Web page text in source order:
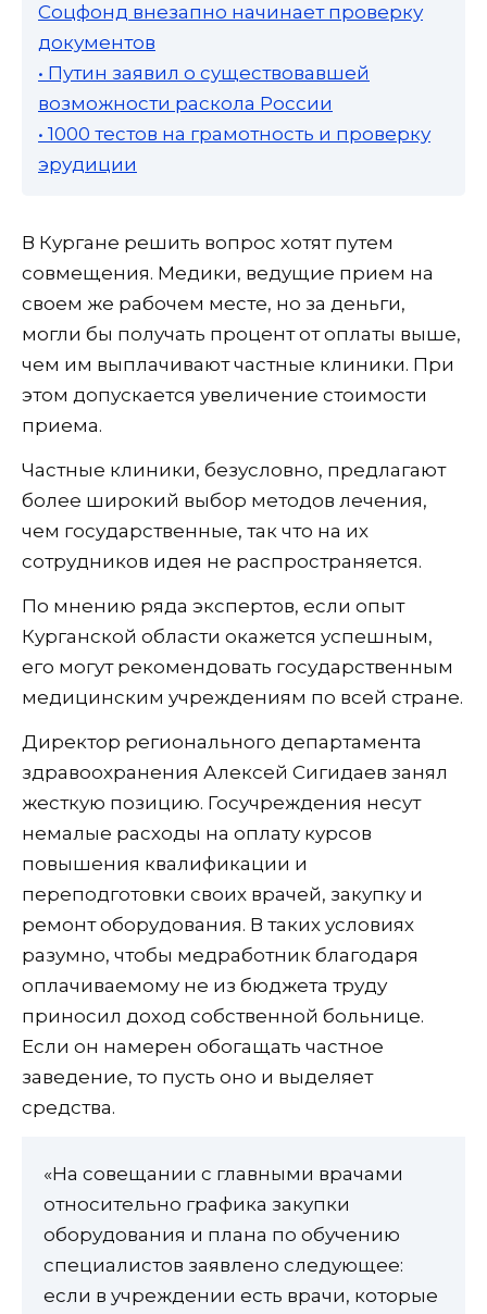
Соцфонд внезапно начинает проверку
документов
• Путин заявил о существовавшей
возможности раскола России
• 1000 тестов на грамотность и проверку
эрудиции
В Кургане решить вопрос хотят путем
совмещения. Медики, ведущие прием на
своем же рабочем месте, но за деньги,
могли бы получать процент от оплаты выше,
чем им выплачивают частные клиники. При
этом допускается увеличение стоимости
приема.
Частные клиники, безусловно, предлагают
более широкий выбор методов лечения,
чем государственные, так что на их
сотрудников идея не распространяется.
По мнению ряда экспертов, если опыт
Курганской области окажется успешным,
его могут рекомендовать государственным
медицинским учреждениям по всей стране.
Директор регионального департамента
здравоохранения Алексей Сигидаев занял
жесткую позицию. Госучреждения несут
немалые расходы на оплату курсов
повышения квалификации и
переподготовки своих врачей, закупку и
ремонт оборудования. В таких условиях
разумно, чтобы медработник благодаря
оплачиваемому не из бюджета труду
приносил доход собственной больнице.
Если он намерен обогащать частное
заведение, то пусть оно и выделяет
средства.
«На совещании с главными врачами
относительно графика закупки
оборудования и плана по обучению
специалистов заявлено следующее:
если в учреждении есть врачи, которые